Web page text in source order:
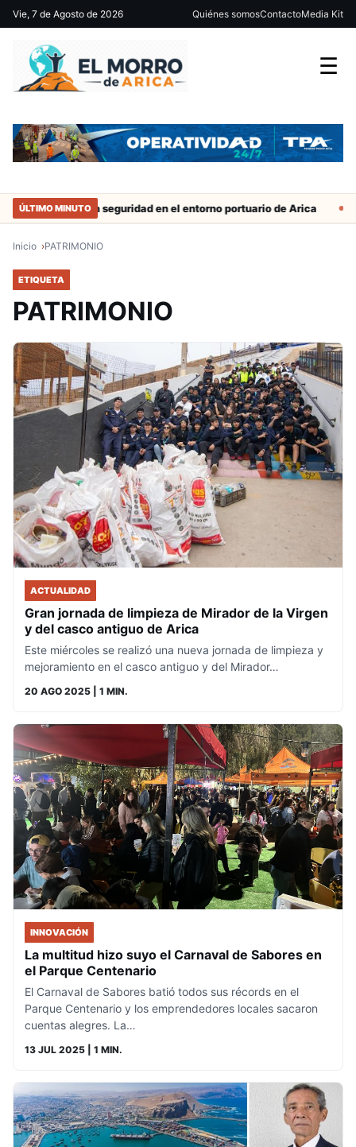
Vie, 7 de Agosto de 2026 Quiénes somosContactoMedia Kit
☰
ÚLTIMO MINUTO
Refuerzan seguridad en el entorno portuario de Arica Duro
Inicio PATRIMONIO
ETIQUETA
PATRIMONIO
ACTUALIDAD
Gran jornada de limpieza de Mirador de la Virgen
y del casco antiguo de Arica
Este miércoles se realizó una nueva jornada de limpieza y
mejoramiento en el casco antiguo y del Mirador…
20 AGO 2025 | 1 MIN.
INNOVACIÓN
La multitud hizo suyo el Carnaval de Sabores en
el Parque Centenario
El Carnaval de Sabores batió todos sus récords en el
Parque Centenario y los emprendedores locales sacaron
cuentas alegres. La…
13 JUL 2025 | 1 MIN.